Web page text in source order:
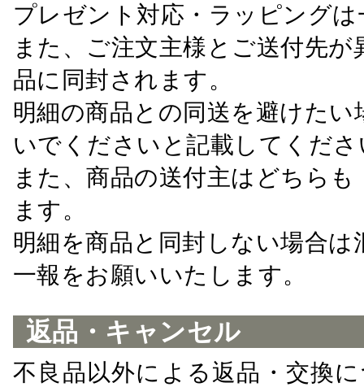
プレゼント対応・ラッピング
また、ご注文主様とご送付先
品に同封されます。
明細の商品との同送を避けた
いでくださいと記載してくださ
また、商品の送付主はどちら
ます。
明細を商品と同封しない場合
一報をお願いいたします。
返品・キャンセル
不良品以外による返品・交換